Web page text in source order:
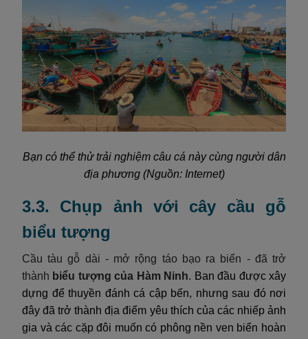
Bạn có thể thử trải nghiệm câu cá này cùng người dân
địa phương (Nguồn: Internet)
3.3. Chụp ảnh với cây cầu gỗ
biểu tượng
Cầu tàu gỗ dài - mở rộng táo bạo ra biển - đã trở
thành biểu tượng của Hàm Ninh. Ban đầu được xây
dựng để thuyền đánh cá cập bến, nhưng sau đó nơi
đây đã trở thành địa điểm yêu thích của các nhiếp ảnh
gia và các cặp đôi muốn có phông nền ven biển hoàn